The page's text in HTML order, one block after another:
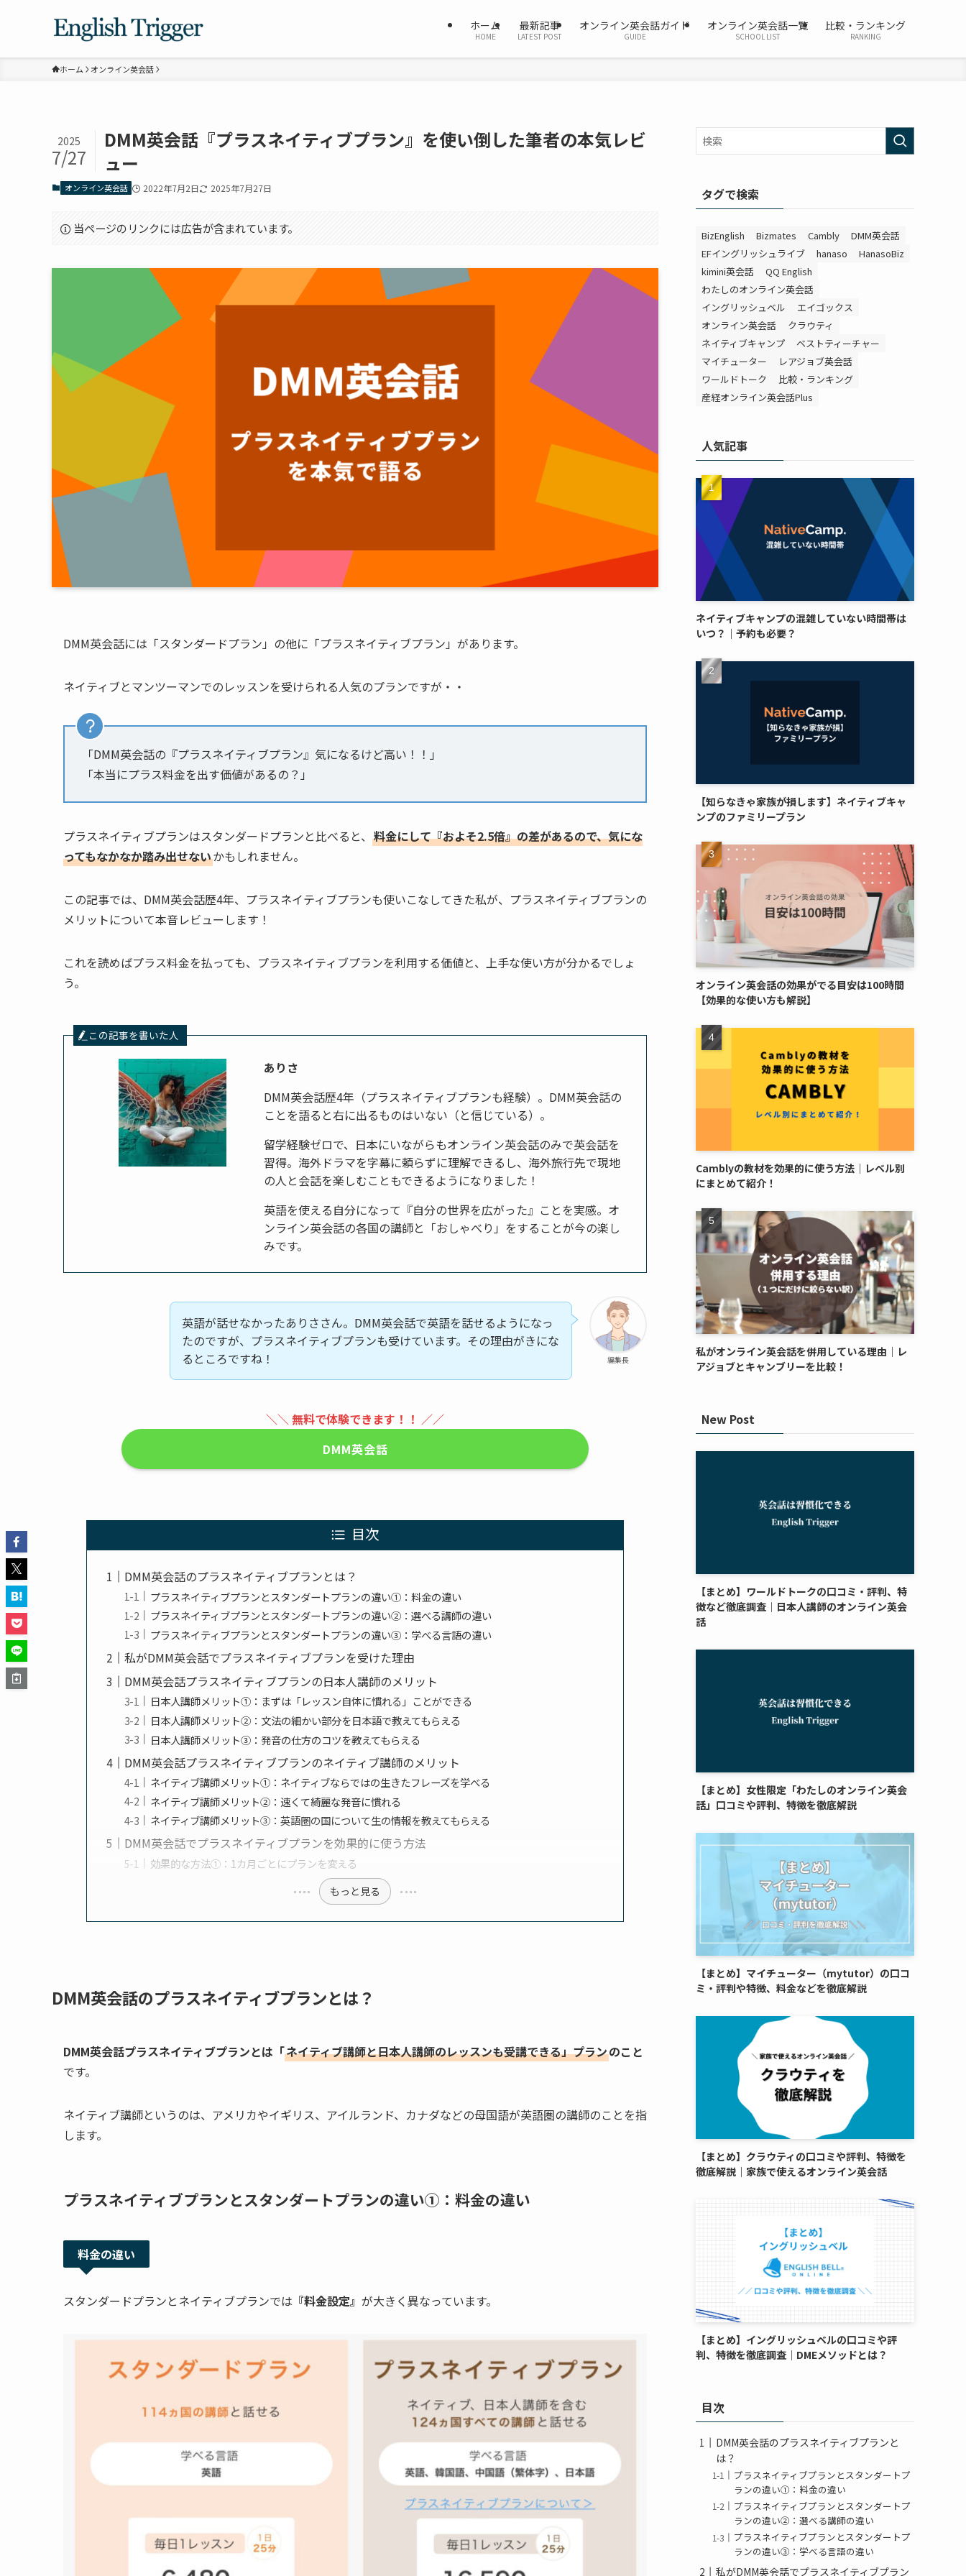
ホーム
HOME
最新記事
LATEST POST
オンライン英会話ガイド
GUIDE
オンライン英会話一覧
SCHOOL LIST
比較・ランキング
RANKING
ホーム オンライン英会話
DMM英会話『プラスネイティブプラン』を使い倒した筆者の本気レビ
ュー
2025
7/27
オンライン英会話 2022年7月2日 2025年7月27日
当ページのリンクには広告が含まれています。
DMM英会話には「スタンダードプラン」の他に「プラスネイティブプラン」があります。
ネイティブとマンツーマンでのレッスンを受けられる人気のプランですが・・
「DMM英会話の『プラスネイティブプラン』気になるけど高い！！」
「本当にプラス料金を出す価値があるの？」
プラスネイティブプランはスタンダードプランと比べると、 料金にして『およそ2.5倍』の差があるので、気にな
ってもなかなか踏み出せないかもしれません。
この記事では、DMM英会話歴4年、プラスネイティブプランも使いこなしてきた私が、プラスネイティブプランの
メリットについて本音レビューします！
これを読めばプラス料金を払っても、プラスネイティブプランを利用する価値と、上手な使い方が分かるでしょ
う。
この記事を書いた人
ありさ
DMM英会話歴4年（プラスネイティブプランも経験）。DMM英会話の
ことを語ると右に出るものはいない（と信じている）。
留学経験ゼロで、日本にいながらもオンライン英会話のみで英会話を
習得。海外ドラマを字幕に頼らずに理解できるし、海外旅行先で現地
の人と会話を楽しむこともできるようになりました！
英語を使える自分になって『自分の世界を広がった』ことを実感。オ
ンライン英会話の各国の講師と「おしゃべり」をすることが今の楽し
みです。
編集長
英語が話せなかったありささん。DMM英会話で英語を話せるようになっ
たのですが、プラスネイティブプランも受けています。その理由がきにな
るところですね！
＼＼ 無料で体験できます！！ ／／
DMM英会話
目次
DMM英会話のプラスネイティブプランとは？
プラスネイティブプランとスタンダートプランの違い①：料金の違い
プラスネイティブプランとスタンダートプランの違い②：選べる講師の違い
プラスネイティブプランとスタンダートプランの違い③：学べる言語の違い
私がDMM英会話でプラスネイティブプランを受けた理由
DMM英会話プラスネイティブプランの日本人講師のメリット
日本人講師メリット①：まずは「レッスン自体に慣れる」ことができる
日本人講師メリット②：文法の細かい部分を日本語で教えてもらえる
日本人講師メリット③：発音の仕方のコツを教えてもらえる
DMM英会話プラスネイティブプランのネイティブ講師のメリット
ネイティブ講師メリット①：ネイティブならではの生きたフレーズを学べる
ネイティブ講師メリット②：速くて綺麗な発音に慣れる
ネイティブ講師メリット③：英語圏の国について生の情報を教えてもらえる
DMM英会話でプラスネイティブプランを効果的に使う方法
効果的な方法①：1カ月ごとにプランを変える
もっと見る
DMM英会話のプラスネイティブプランとは？
DMM英会話プラスネイティブプランとは「ネイティブ講師と日本人講師のレッスンも受講できる」プランのこと
です。
ネイティブ講師というのは、アメリカやイギリス、アイルランド、カナダなどの母国語が英語圏の講師のことを指
します。
プラスネイティブプランとスタンダートプランの違い①：料金の違い
料金の違い
スタンダードプランとネイティブプランでは 『料金設定』 が大きく異なっています。
タグで検索
BizEnglish Bizmates Cambly
DMM英会話
EFイングリッシュライブ
hanaso
HanasoBiz
kimini英会話
QQ English
わたしのオンライン英会話
イングリッシュベル
エイゴックス
オンライン英会話
クラウティ
ネイティブキャンプ
ベストティーチャー
マイチューター
レアジョブ英会話
ワールドトーク
比較・ランキング
産経オンライン英会話Plus
人気記事
ネイティブキャンプの混雑していない時間帯は
いつ？｜予約も必要？
【知らなきゃ家族が損します】ネイティブキャ
ンプのファミリープラン
オンライン英会話の効果がでる目安は100時間
【効果的な使い方も解説】
Camblyの教材を効果的に使う方法｜レベル別
にまとめて紹介！
私がオンライン英会話を併用している理由｜レ
アジョブとキャンブリーを比較！
New Post
【まとめ】ワールドトークの口コミ・評判、特
徴など徹底調査｜日本人講師のオンライン英会
話
【まとめ】女性限定「わたしのオンライン英会
話」口コミや評判、特徴を徹底解説
【まとめ】マイチューター（mytutor）の口コ
ミ・評判や特徴、料金などを徹底解説
【まとめ】クラウティの口コミや評判、特徴を
徹底解説｜家族で使えるオンライン英会話
【まとめ】イングリッシュベルの口コミや評
判、特徴を徹底調査｜DMEメソッドとは？
目次
DMM英会話のプラスネイティブプランと
は？
プラスネイティブプランとスタンダートプ
ランの違い①：料金の違い
プラスネイティブプランとスタンダートプ
ランの違い②：選べる講師の違い
プラスネイティブプランとスタンダートプ
ランの違い③：学べる言語の違い
私がDMM英会話でプラスネイティブプラン